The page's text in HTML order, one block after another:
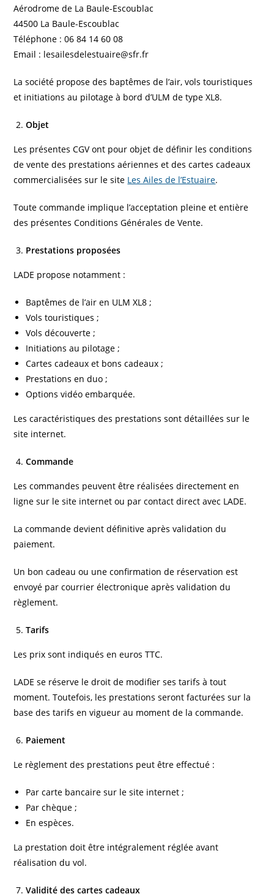
Aérodrome de La Baule-Escoublac
44500 La Baule-Escoublac
Téléphone : 06 84 14 60 08
Email : lesailesdelestuaire@sfr.fr
La société propose des baptêmes de l’air, vols touristiques
et initiations au pilotage à bord d’ULM de type XL8.
Objet
Les présentes CGV ont pour objet de définir les conditions
de vente des prestations aériennes et des cartes cadeaux
commercialisées sur le site Les Ailes de l’Estuaire.
Toute commande implique l’acceptation pleine et entière
des présentes Conditions Générales de Vente.
Prestations proposées
LADE propose notamment :
Baptêmes de l’air en ULM XL8 ;
Vols touristiques ;
Vols découverte ;
Initiations au pilotage ;
Cartes cadeaux et bons cadeaux ;
Prestations en duo ;
Options vidéo embarquée.
Les caractéristiques des prestations sont détaillées sur le
site internet.
Commande
Les commandes peuvent être réalisées directement en
ligne sur le site internet ou par contact direct avec LADE.
La commande devient définitive après validation du
paiement.
Un bon cadeau ou une confirmation de réservation est
envoyé par courrier électronique après validation du
règlement.
Tarifs
Les prix sont indiqués en euros TTC.
LADE se réserve le droit de modifier ses tarifs à tout
moment. Toutefois, les prestations seront facturées sur la
base des tarifs en vigueur au moment de la commande.
Paiement
Le règlement des prestations peut être effectué :
Par carte bancaire sur le site internet ;
Par chèque ;
En espèces.
La prestation doit être intégralement réglée avant
réalisation du vol.
Validité des cartes cadeaux